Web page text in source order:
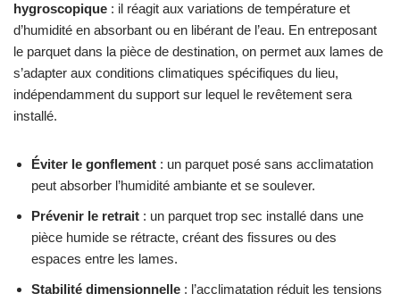
hygroscopique : il réagit aux variations de température et
d’humidité en absorbant ou en libérant de l’eau. En entreposant
le parquet dans la pièce de destination, on permet aux lames de
s’adapter aux conditions climatiques spécifiques du lieu,
indépendamment du support sur lequel le revêtement sera
installé.
Éviter le gonflement : un parquet posé sans acclimatation
peut absorber l’humidité ambiante et se soulever.
Prévenir le retrait : un parquet trop sec installé dans une
pièce humide se rétracte, créant des fissures ou des
espaces entre les lames.
Stabilité dimensionnelle : l’acclimatation réduit les tensions